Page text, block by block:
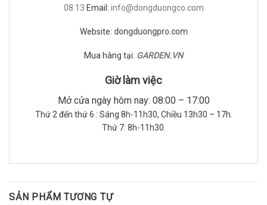
08 13 Email: info@dongduongco.com
Website: dongduongpro.com
Mua hàng tại: GARDEN.VN
Giờ làm việc
Mở cửa ngày hôm nay: 08:00 – 17:00
Thứ 2 đến thứ 6 : Sáng 8h-11h30, Chiều 13h30 – 17h.
Thứ 7: 8h-11h30.
SẢN PHẨM TƯƠNG TỰ